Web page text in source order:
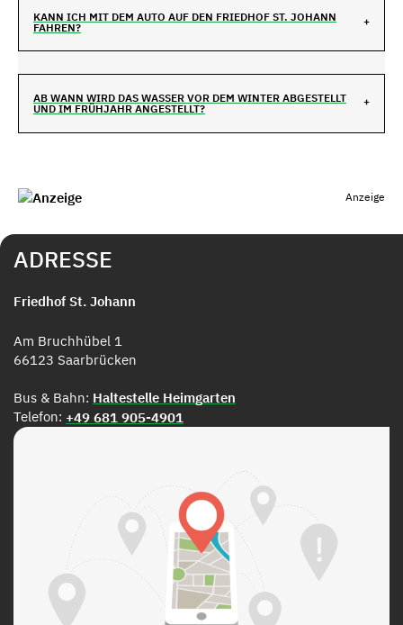
KANN ICH MIT DEM AUTO AUF DEN FRIEDHOF ST. JOHANN
FAHREN?
AB WANN WIRD DAS WASSER VOR DEM WINTER ABGESTELLT
UND IM FRÜHJAHR ANGESTELLT?
Anzeige
ADRESSE
Friedhof St. Johann
Am Bruchhübel 1
66123 Saarbrücken
Bus & Bahn: Haltestelle Heimgarten
Telefon: +49 681 905-4901